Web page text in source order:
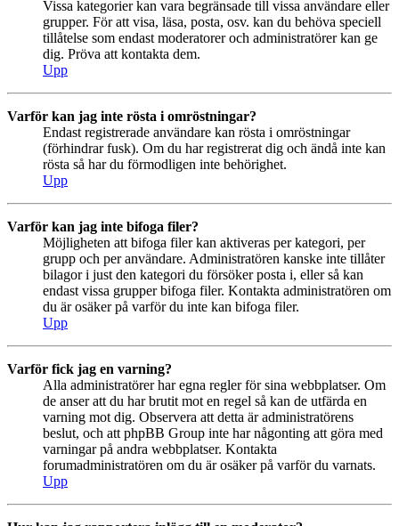
Vissa kategorier kan vara begränsade till vissa användare eller
grupper. För att visa, läsa, posta, osv. kan du behöva speciell
tillåtelse som endast moderatorer och administratörer kan ge
dig. Pröva att kontakta dem.
Upp
Varför kan jag inte rösta i omröstningar?
Endast registrerade användare kan rösta i omröstningar
(förhindrar fusk). Om du har registrerat dig och ändå inte kan
rösta så har du förmodligen inte behörighet.
Upp
Varför kan jag inte bifoga filer?
Möjligheten att bifoga filer kan aktiveras per kategori, per
grupp och per användare. Administratören kanske inte tillåter
bilagor i just den kategori du försöker posta i, eller så kan
endast vissa grupper bifoga filer. Kontakta administratören om
du är osäker på varför du inte kan bifoga filer.
Upp
Varför fick jag en varning?
Alla administratörer har egna regler för sina webbplatser. Om
de anser att du har brutit mot en regel så kan de utfärda en
varning mot dig. Observera att detta är administratörens
beslut, och att phpBB Group inte har någonting att göra med
varningar på andra webbplatser. Kontakta
forumadministratören om du är osäker på varför du varnats.
Upp